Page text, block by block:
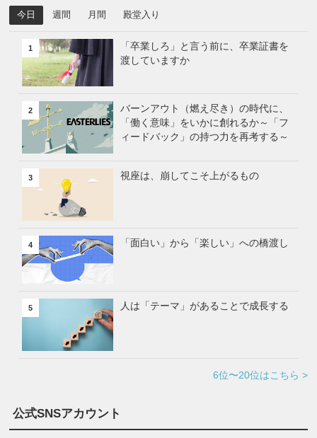
今日 週間 月間 殿堂入り
1
「卒業しろ」と言う前に、卒業証書を
渡していますか
2
バーンアウト（燃え尽き）の時代に、
「働く意味」をいかに創れるか～「フ
ィードバック」の持つ力を再考する～
3 視座は、崩してこそ上がるもの
4 「面白い」から「楽しい」への橋渡し
5 人は「テーマ」があることで成長する
6位〜20位はこちら >
公式SNSアカウント